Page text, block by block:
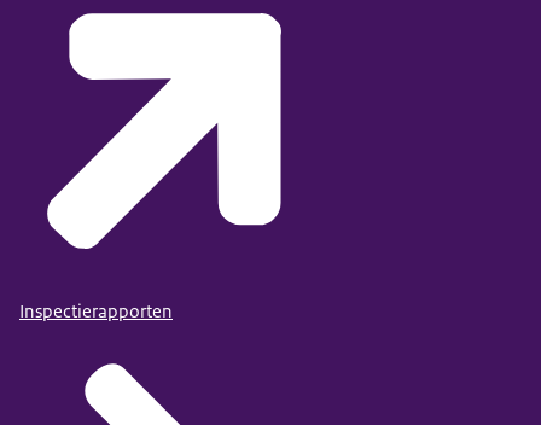
Inspectierapporten